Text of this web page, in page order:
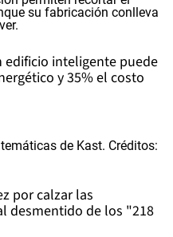
edificio inteligente puede
y 35% el costo
por calzar las
desmentido de los "218